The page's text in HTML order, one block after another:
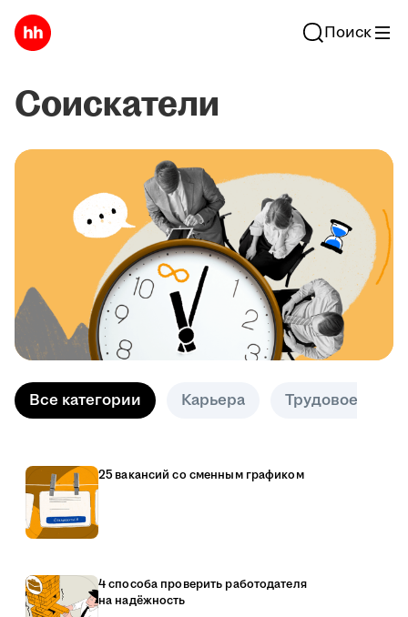
Поиск
Соискатели
Все категории Карьера Трудовое право
25 вакансий со сменным графиком
4 способа проверить работодателя
на надёжность